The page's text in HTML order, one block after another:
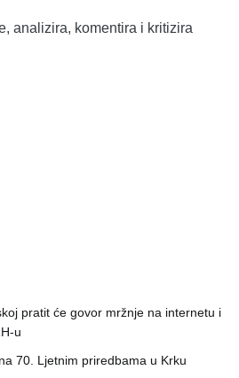
analizira, komentira i kritizira
pratit će govor mržnje na internetu i
u
70. Ljetnim priredbama u Krku